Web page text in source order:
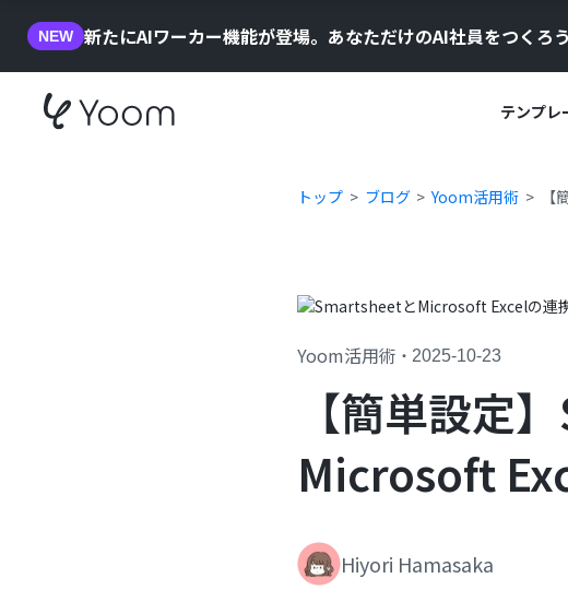
NEW 新たにAIワーカー機能が登場。あなただけのAI社員をつくろ
テンプレ
トップ ブログ Yoom活用術
Yoom活用術 ・ 2025-10-23
【簡単設定
Microsoft
Hiyori Hamasaka